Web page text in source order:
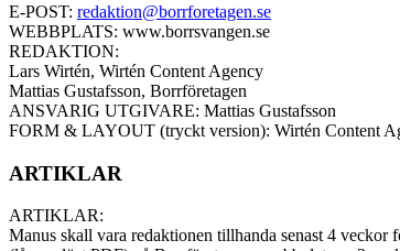
E-POST: redaktion@borrforetagen.se
WEBBPLATS: www.borrsvangen.se
REDAKTION:
Lars Wirtén, Wirtén Content Agency
Mattias Gustafsson, Borrföretagen
ANSVARIG UTGIVARE: Mattias Gustafsson
FORM & LAYOUT (tryckt version): Wirtén Content
ARTIKLAR
ARTIKLAR:
Manus skall vara redaktionen tillhanda senast 4